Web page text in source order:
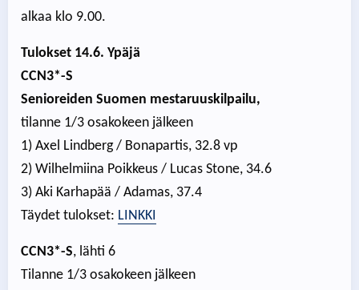
alkaa klo 9.00.
Tulokset 14.6. Ypäjä
CCN3*-S
Senioreiden Suomen mestaruuskilpailu,
tilanne 1/3 osakokeen jälkeen
1) Axel Lindberg / Bonapartis, 32.8 vp
2) Wilhelmiina Poikkeus / Lucas Stone, 34.6
3) Aki Karhapää / Adamas, 37.4
Täydet tulokset: LINKKI
CCN3*-S, lähti 6
Tilanne 1/3 osakokeen jälkeen